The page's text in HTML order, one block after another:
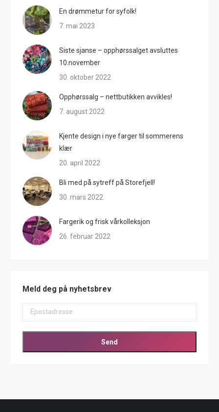
En drømmetur for syfolk!
7. mai 2023
Siste sjanse – opphørssalget avsluttes
10.november
30. oktober 2022
Opphørssalg – nettbutikken avvikles!
7. august 2022
Kjente design i nye farger til sommerens
klær
20. april 2022
Bli med på sytreff på Storefjell!
30. mars 2022
Fargerik og frisk vårkolleksjon
26. februar 2022
Meld deg på nyhetsbrev